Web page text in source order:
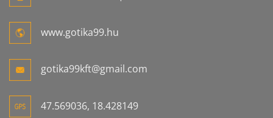
www.gotika99.hu
gotika99kft@gmail.com
47.569036, 18.428149